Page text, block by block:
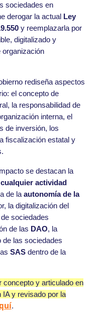
sociedades en
derogar la actual Ley
y reemplazarla por
digitalizado y
organización
rediseña aspectos
el concepto de
la responsabilidad de
interna, el
de inversión, los
fiscalización estatal y
se destacan la
cualquier actividad
de la autonomía de la
la digitalización del
sociedades
de las DAO, la
de las sociedades
SASdentro de la
concepto y articulado en
IA y revisado por la
.